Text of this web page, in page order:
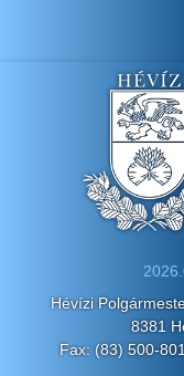
Hévízi
8381
Fax: (83) 500-801